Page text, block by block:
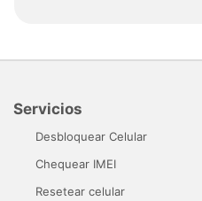
Servicios
Desbloquear Celular
Chequear IMEI
Resetear celular